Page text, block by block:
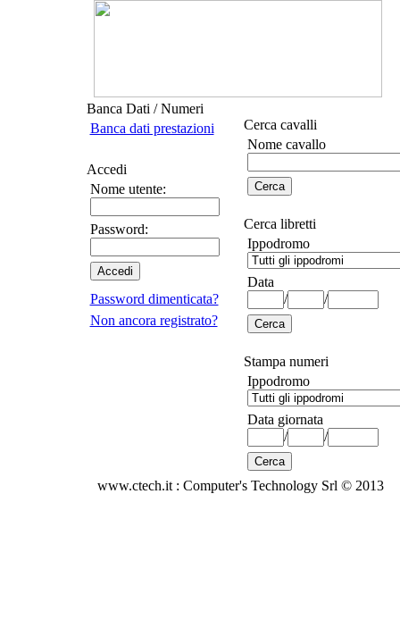
Banca Dati / Numeri
Banca dati prestazioni
Accedi
Nome utente:
Password:
Password dimenticata?
Non ancora registrato?
Cerca cavalli
Nome cavallo
Cerca libretti
Ippodromo
Data
/
/
Stampa numeri
Ippodromo
Data giornata
/
/
www.ctech.it : Computer's Technology Srl © 2013